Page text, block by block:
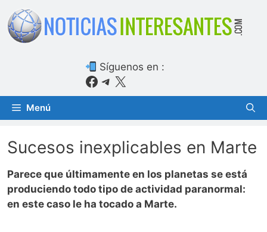
Saltar
contenido
Síguenos en :
Facebook
Telegram
X
Menú
Sucesos inexplicables en Marte
Parece que últimamente en los planetas se está
produciendo todo tipo de actividad paranormal:
en este caso le ha tocado a Marte.